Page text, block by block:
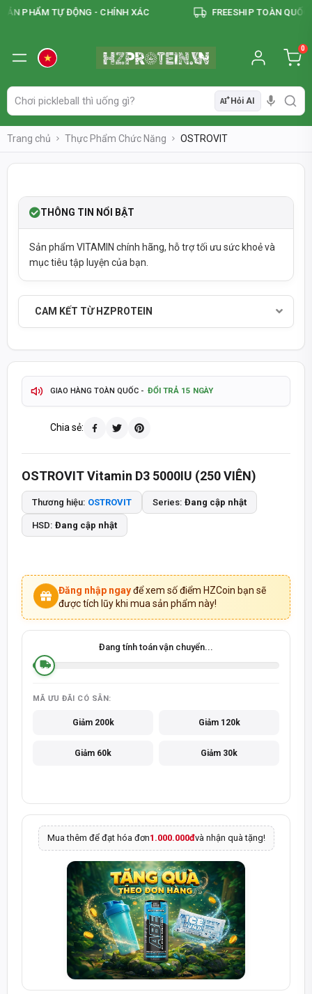
PHẨM TỰ ĐỘNG - CHÍNH XÁC FREESHIP TOÀN QUỐC
AI Hỏi AI
0
Trang chủ Thực Phẩm Chức Năng OSTROVIT
THÔNG TIN NỔI BẬT
Sản phẩm VITAMIN chính hãng, hỗ trợ tối ưu sức khoẻ và
mục tiêu tập luyện của bạn.
CAM KẾT TỪ HZPROTEIN
SẢN PHẨM CHÍNH HÃNG - THANH TOÁN KHI NHẬN HÀNG
THÔNG TIN SẢN PHẨM CẬP NHẬTTỰ ĐỘNG & CHÍNH XÁC
2-4 GIỜ
GIAO HÀNG TOÀN QUỐC - ĐỔI TRẢ 15 NGÀY
TÍCH ĐIỂM MUA HÀNG - QUÀ TẶNG HẤP DẪN
TƯ VẤN ĐẶT HÀNG QUA HOTLINE093 447 4242
MỞ CỬA T2-T7:8:30 - 20:30 CHỦ NHẬT:8:30 - 14:00
SẢN PHẨM CHÍNH HÃNG - THANH TOÁN KHI NHẬN HÀNG
Chia sẻ:
OSTROVIT Vitamin D3 5000IU (250 VIÊN)
Thương hiệu: OSTROVIT Series: Đang cập nhật
HSD: Đang cập nhật
Đăng nhập ngayđể xem số điểm HZCoin bạn sẽ
được tích lũy khi mua sản phẩm này!
Đang tính toán vận chuyển...
MÃ ƯU ĐÃI CÓ SẴN:
Giảm 200k Giảm 120k
Giảm 60k Giảm 30k
Mua thêm để đạt hóa đơn1.000.000đvà nhận quà tặng!